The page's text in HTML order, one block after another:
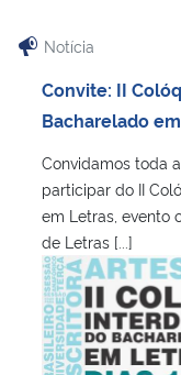
Notícia
Convite: II
Bacharelado
Convidamos toda
participar do II
em Letras, evento
de Letras [...]